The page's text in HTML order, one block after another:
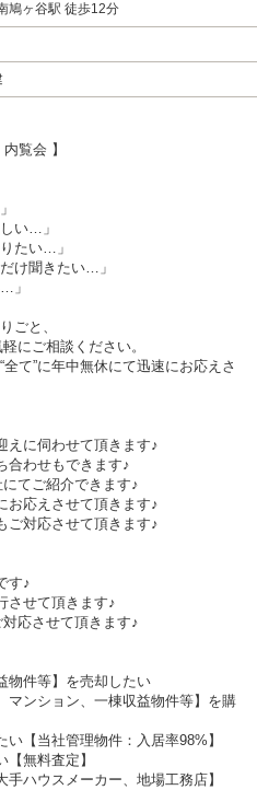
鳩ヶ谷駅 徒歩12分
覧会 】
い…」
たい…」
け聞きたい…」
」
ごと、
にご相談ください。
て”に年中無休にて迅速にお応えさ
えに伺わせて頂きます♪
合わせもできます♪
てご紹介できます♪
お応えさせて頂きます♪
ご対応させて頂きます♪
す♪
させて頂きます♪
応させて頂きます♪
物件等】を売却したい
マンション、一棟収益物件等】を購
【当社管理物件：入居率98%】
無料査定】
ハウスメーカー、地場工務店】